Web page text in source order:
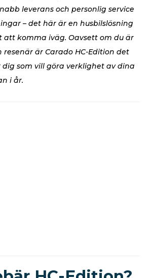
leverans och personlig service
– det här är en husbilslösning
att komma iväg. Oavsett om du är
är Carado HC-Edition det
som vill göra verklighet av dina
i år.